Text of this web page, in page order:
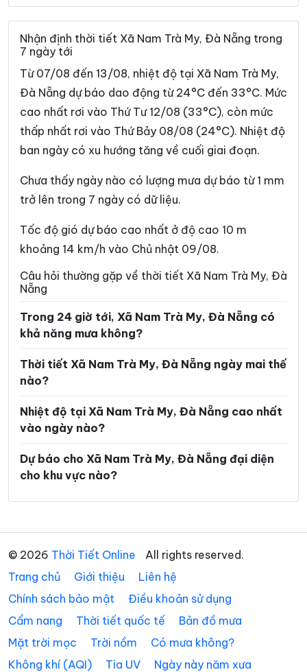
Xã Bến Giằng Xã Bến Hiên
Xã Chiên Đàn Xã Đắc Pring
Xã Đại Lộc
Xã Đồng Dương Xã Đông Giang
Xã Đức Phú Xã Duy Nghĩa
Xã Duy Xuyên Xã Gò Nổi
Xã Hòa Tiến Xã Hòa Vang
Xã La Dêê Xã La Êê
Xã Lãnh Ngọc Xã Nam Giang
Xã Nam Phước Xã Nông Sơn
Xã Núi Thành
Xã Phước Năng
Xã Phước Trà Xã Quế Phước
Xã Quế Sơn
Xã Sơn Cẩm Hà Xã Sông Kôn
Xã Thăng An Xã Thăng Điền
Xã Thăng Phú Xã Thăng Trường
Xã Thạnh Mỹ Xã Thu Bồn
Nhận định thời tiết Xã Nam Trà My, Đà Nẵng trong
7 ngày tới
Từ 07/08 đến 13/08, nhiệt độ tại Xã Nam Trà My,
Đà Nẵng dự báo dao động từ 24°C đến 33°C. Mức
cao nhất rơi vào Thứ Tư 12/08 (33°C), còn mức
thấp nhất rơi vào Thứ Bảy 08/08 (24°C). Nhiệt độ
ban ngày có xu hướng tăng về cuối giai đoạn.
Chưa thấy ngày nào có lượng mưa dự báo từ 1 mm
trở lên trong 7 ngày có dữ liệu.
Tốc độ gió dự báo cao nhất ở độ cao 10 m
khoảng 14 km/h vào Chủ nhật 09/08.
Câu hỏi thường gặp về thời tiết Xã Nam Trà My, Đà
Nẵng
Trong 24 giờ tới, Xã Nam Trà My, Đà Nẵng có
khả năng mưa không?
Thời tiết Xã Nam Trà My, Đà Nẵng ngày mai thế
nào?
Nhiệt độ tại Xã Nam Trà My, Đà Nẵng cao nhất
vào ngày nào?
Dự báo cho Xã Nam Trà My, Đà Nẵng đại diện
cho khu vực nào?
© 2026 Thời Tiết Online
All rights reserved.
Trang chủ
Giới thiệu
Liên hệ
Chính sách bảo mật
Điều khoản sử dụng
Cẩm nang
Thời tiết quốc tế
Bản đồ mưa
Mặt trời mọc
Trời nồm
Có mưa không?
Không khí (AQI)
Tia UV Ngày này năm xưa